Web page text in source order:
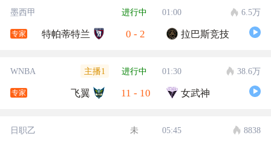
墨西甲 进行中 01:00 6.5万
专家 特帕蒂特兰 0 - 2 拉巴斯竞技
WNBA 主播1 进行中 01:30 38.6万
专家 飞翼 11 - 10 女武神
日职乙 未 05:45 8838